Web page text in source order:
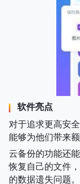
软件亮点
对于追求更高安
能够为他们带来
云备份的功能还
恢复自己的文件
的数据遗失问题。